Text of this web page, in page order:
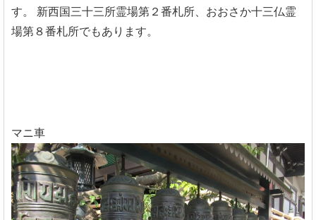
す。
新西国三十三所霊場第２番札所、おおさか十三仏霊
場第８番札所でもあります。
マニ車